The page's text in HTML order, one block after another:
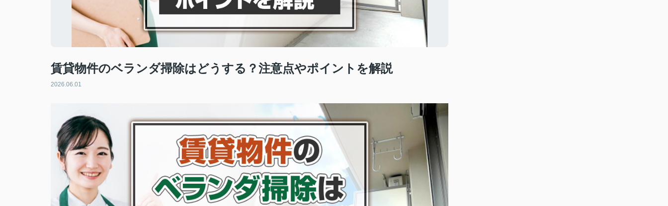
賃貸物件のベランダ掃除はどうする？注意点やポイントを解説
2026.06.01